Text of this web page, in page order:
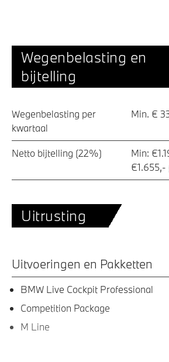
Wegenbelasting en
bijtelling
Wegenbelasting per
kwartaal
Min. €
Netto bijtelling (22%)
Min:
€1.655,-
Uitrusting
Uitvoeringen en Pakketten
BMW Live Cockpit Professional
Competition Package
M Line